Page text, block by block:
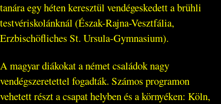
tanára egy héten keresztül vendégeskedett a brühli
testvériskolánknál (Észak-Rajna-Vesztfália,
Erzbischöfliches St. Ursula-Gymnasium).
A magyar diákokat a német családok nagy
vendégszeretettel fogadták. Számos programon
vehetett részt a csapat helyben és a környéken: Köln,